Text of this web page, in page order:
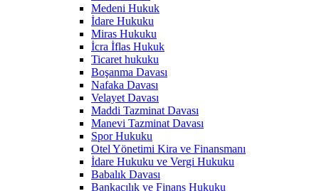
Medeni Hukuk
İdare Hukuku
Miras Hukuku
İcra İflas Hukuk
Ticaret hukuku
Boşanma Davası
Nafaka Davası
Velayet Davası
Maddi Tazminat Davası
Manevi Tazminat Davası
Spor Hukuku
Otel Yönetimi Kira ve Finansmanı
İdare Hukuku ve Vergi Hukuku
Babalık Davası
Bankacılık ve Finans Hukuku